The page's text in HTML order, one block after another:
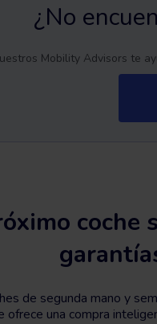
¿No
Mobility Advisors te
coche
de segunda mano y
ofrece una compra